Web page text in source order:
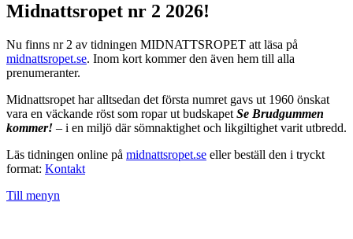
Midnattsropet nr 2 2026!
Nu finns nr 2 av tidningen MIDNATTSROPET att läsa på
midnattsropet.se. Inom kort kommer den även hem till alla
prenumeranter.
Midnattsropet har alltsedan det första numret gavs ut 1960 önskat
vara en väckande röst som ropar ut budskapet Se Brudgummen
kommer! – i en miljö där sömnaktighet och likgiltighet varit utbredd.
Läs tidningen online på midnattsropet.se eller beställ den i tryckt
format: Kontakt
Till menyn